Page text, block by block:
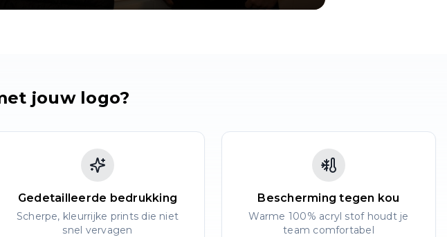
jouw logo?
Gedetailleerde bedrukking
Scherpe, kleurrijke prints die niet
snel vervagen
Bescherming tegen kou
Warme 100% acryl stof houdt je
team comfortabel